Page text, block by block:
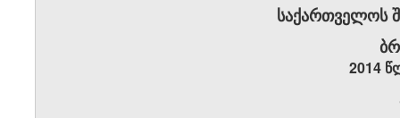
საქართველოს
2014